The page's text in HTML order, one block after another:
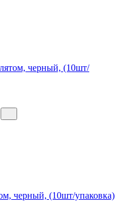
черный, (10шт/
черный, (10шт/упаковка)